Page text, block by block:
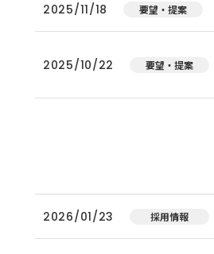
2025/11/18 要望・提案
2025/10/22 要望・提案
2026/01/23 採用情報